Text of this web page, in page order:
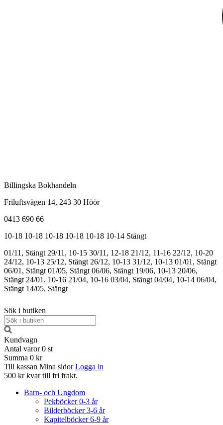
Billingska Bokhandeln
Friluftsvägen 14, 243 30 Höör
0413 690 66
10-18 10-18 10-18 10-18 10-18 10-14 Stängt
01/11, Stängt 29/11, 10-15 30/11, 12-18 21/12, 11-16 22/12, 10-20
24/12, 10-13 25/12, Stängt 26/12, 10-13 31/12, 10-13 01/01, Stängt
06/01, Stängt 01/05, Stängt 06/06, Stängt 19/06, 10-13 20/06,
Stängt 24/01, 10-16 21/04, 10-16 03/04, Stängt 04/04, 10-14 06/04,
Stängt 14/05, Stängt
Sök i butiken
Kundvagn
Antal varor 0 st
Summa 0 kr
Till kassan Mina sidor Logga in
500 kr kvar till fri frakt.
Barn- och Ungdom
Pekböcker 0-3 år
Bilderböcker 3-6 år
Kapitelböcker 6-9 år